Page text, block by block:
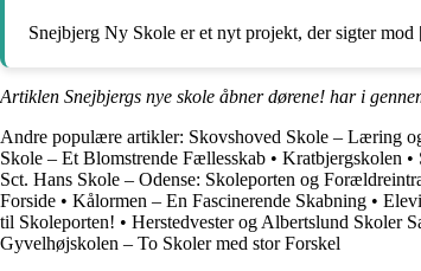
Snejbjerg Ny Skole er et nyt projekt, der sigter mod
Artiklen Snejbjergs nye skole åbner dørene! har i
Andre populære artikler: Skovshoved Skole – Læring
Skole – Et Blomstrende Fællesskab • Kratbjergskolen •
Sct. Hans Skole – Odense: Skoleporten og
Forside • Kålormen – En Fascinerende Skabning •
til Skoleporten! • Herstedvester og Albertslund Skoler
Gyvelhøjskolen – To Skoler med stor Forskel